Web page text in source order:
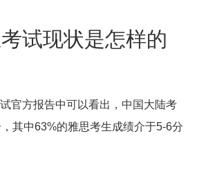
试现状是怎样的
官方报告中可以看出，中国大陆考
其中63%的雅思考生成绩介于5-6分